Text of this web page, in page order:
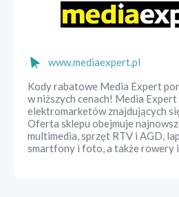
www.mediaexpert.pl
Kody rabatowe Media Expert
w niższych cenach! Media
elektromarketów znajdujących
Oferta sklepu obejmuje
multimedia, sprzęt RTV i AGD,
smartfony i foto, a także rowery